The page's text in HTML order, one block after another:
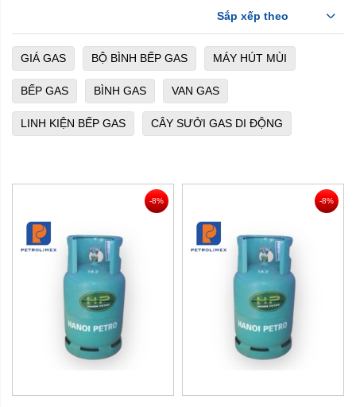
Sắp xếp theo
GIÁ GAS BỘ BÌNH BẾP GAS MÁY HÚT MÙI
BẾP GAS BÌNH GAS VAN GAS
LINH KIỆN BẾP GAS CÂY SƯỞI GAS DI ĐỘNG
-8% -8%